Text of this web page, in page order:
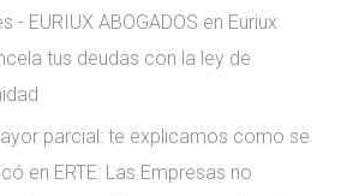
- EURIUX ABOGADOS en Euriux
tus deudas con la ley de
parcial: te explicamos como se
en ERTE: Las Empresas no